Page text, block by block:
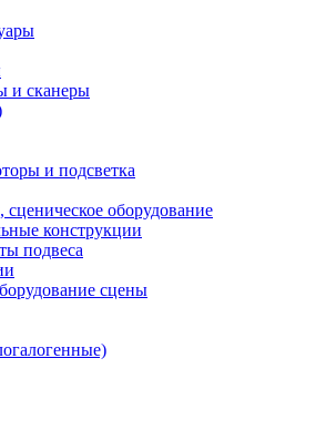
и сканеры
и подсветка
оборудование
конструкции
подвеса
сцены